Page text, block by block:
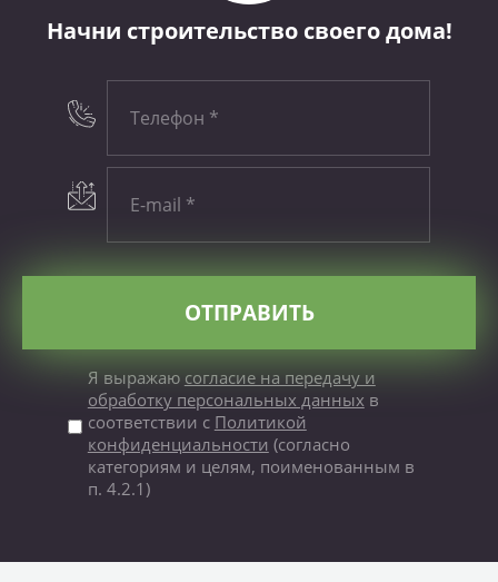
Начни строительство своего дома!
ОТПРАВИТЬ
Я выражаю согласие на передачу и
обработку персональных данных в
соответствии с Политикой
конфиденциальности (согласно
категориям и целям, поименованным в
п. 4.2.1)